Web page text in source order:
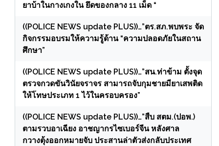
ยาบ้าในกางเกงใน ยึดของกลาง 11 เม็ด “
((POLICE NEWS update PLUS))…”ตร.สภ.พบพระ จัด
กิจกรรมอบรมให้ความรู้ด้าน “ความปลอดภัยในสถาน
ศึกษา”
((POLICE NEWS update PLUS))…”สน.ท่าข้าม ตั้งจุด
ตรวจกวดขันวินัยจราจร สามารถจับกุมชายมียาเสพติด
ให้โทษประเภท 1 ไว้ในครอบครอง”
((POLICE NEWS update PLUS))…”สืบ สตม.(ปอพ.)
ตามรวบอาเฉียง อาชญากรไซเบอร์จีน หลังศาล
กวางตุ้งออกหมายจับ ประสานล่าตัวส่งกลับประเทศ